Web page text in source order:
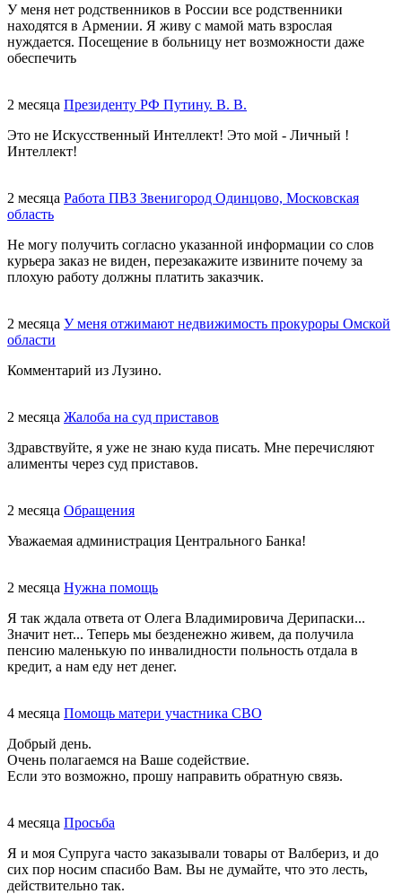
У меня нет родственников в России все родственники
находятся в Армении. Я живу с мамой мать взрослая
нуждается. Посещение в больницу нет возможности даже
обеспечить
2 месяца Президенту РФ Путину. В. В.
Это не Искусственный Интеллект! Это мой - Личный !
Интеллект!
2 месяца Работа ПВЗ Звенигород Одинцово, Московская
область
Не могу получить согласно указанной информации со слов
курьера заказ не виден, перезакажите извините почему за
плохую работу должны платить заказчик.
2 месяца У меня отжимают недвижимость прокуроры Омской
области
Комментарий из Лузино.
2 месяца Жалоба на суд приставов
Здравствуйте, я уже не знаю куда писать. Мне перечисляют
алименты через суд приставов.
2 месяца Обращения
Уважаемая администрация Центрального Банка!
2 месяца Нужна помощь
Я так ждала ответа от Олега Владимировича Дерипаски...
Значит нет... Теперь мы безденежно живем, да получила
пенсию маленькую по инвалидности польность отдала в
кредит, а нам еду нет денег.
4 месяца Помощь матери участника СВО
Добрый день.
Очень полагаемся на Ваше содействие.
Если это возможно, прошу направить обратную связь.
4 месяца Просьба
Я и моя Супруга часто заказывали товары от Валбериз, и до
сих пор носим спасибо Вам. Вы не думайте, что это лесть,
действительно так.